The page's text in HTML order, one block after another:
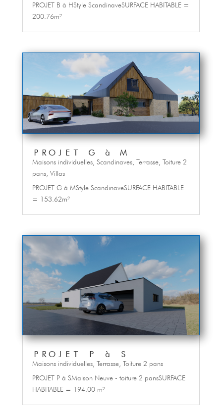
PROJET B à HStyle ScandinaveSURFACE HABITABLE =
200.76m²
PROJET G à M
Maisons individuelles, Scandinaves, Terrasse, Toiture 2
pans, Villas
PROJET G à MStyle ScandinaveSURFACE HABITABLE
= 153.62m²
PROJET P à S
Maisons individuelles, Terrasse, Toiture 2 pans
PROJET P à SMaison Neuve - toiture 2 pansSURFACE
HABITABLE = 194.00 m²